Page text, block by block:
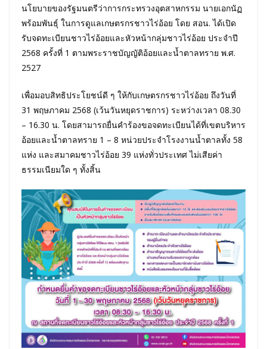
นโยบายของรัฐมนตรีว่าการกระทรวงอุตสาหกรรม นายเอกนัฏ
พร้อมพันธุ์ ในการดูแลเกษตรกรชาวไร่อ้อย โดย สอน. ได้เปิด
รับจดทะเบียนชาวไร่อ้อยและหัวหน้ากลุ่มชาวไร่อ้อย ประจำปี
2568 ครั้งที่ 1 ตามพระราชบัญญัติอ้อยและน้ำตาลทราย พ.ศ.
2527
เพื่อมอบสิทธิประโยชน์ดี ๆ ให้กับเกษตรกรชาวไร่อ้อย ถึงวันที่
31 พฤษภาคม 2568 (เว้นวันหยุดราชการ) ระหว่างเวลา 08.30
– 16.30 น. โดยสามารถยื่นคำร้องขอจดทะเบียนได้ที่เขตบริหาร
อ้อยและน้ำตาลทราย 1 – 8 หน่วยประจำโรงงานน้ำตาลทั้ง 58
แห่ง และสมาคมชาวไร่อ้อย 39 แห่งทั่วประเทศ ไม่เสียค่า
ธรรมเนียมใด ๆ ทั้งสิ้น